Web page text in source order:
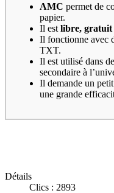
AMC permet de
papier.
Il est libre, gratuit
Il fonctionne avec
TXT.
Il est utilisé dans
secondaire à
Il demande un
une grande
Détails
Clics : 2893